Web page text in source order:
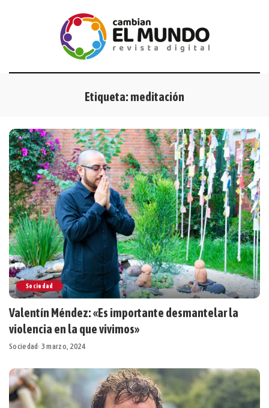
Etiqueta:meditación
Sociedad
Valentín Méndez: «Es importante desmantelar la
violencia en la que vivimos»
Sociedad 3 marzo, 2024